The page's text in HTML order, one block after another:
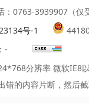
：0763-3939907（仅
号-1
-
分辨率 微软IE8
的内容片断，然后